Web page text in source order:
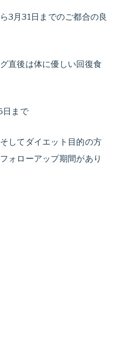
3月31日までのご都合の良
直後は体に優しい回復食
日まで
してダイエット目的の方
ォローアップ期間があり